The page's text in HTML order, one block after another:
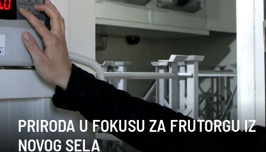
PRIRODA U FOKUSU ZA FRUTORGU IZ
NOVOG SELA